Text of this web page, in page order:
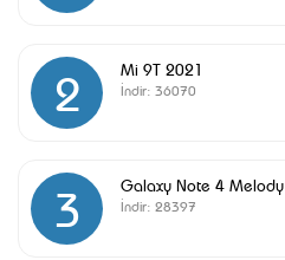
2 Mi 9T 2021
İndir: 36070
3 Galaxy Note 4 Melody
İndir: 28397